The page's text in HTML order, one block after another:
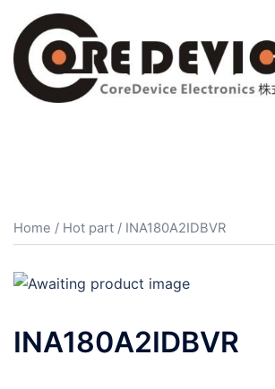
Home / Hot part / INA180A2IDBVR
INA180A2IDBVR